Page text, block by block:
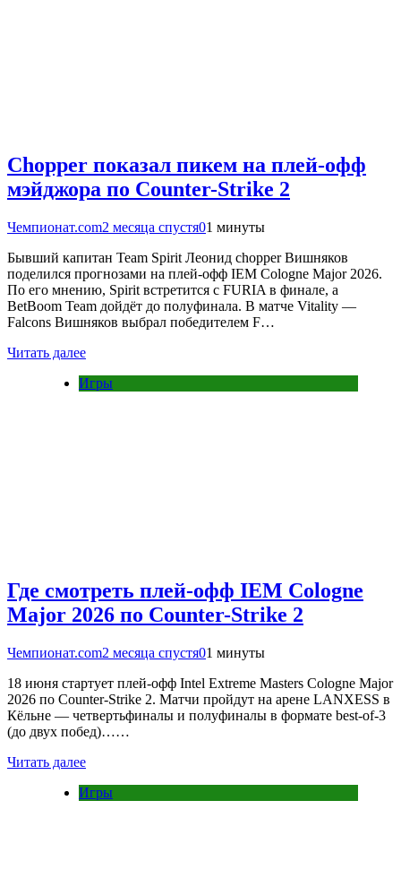
Chopper показал пикем на плей-офф
мэйджора по Counter-Strike 2
Чемпионат.com2 месяца спустя01 минуты
Бывший капитан Team Spirit Леонид chopper Вишняков
поделился прогнозами на плей-офф IEM Cologne Major 2026.
По его мнению, Spirit встретится с FURIA в финале, а
BetBoom Team дойдёт до полуфинала. В матче Vitality —
Falcons Вишняков выбрал победителем F…
Читать далее
Игры
Где смотреть плей-офф IEM Cologne
Major 2026 по Counter-Strike 2
Чемпионат.com2 месяца спустя01 минуты
18 июня стартует плей-офф Intel Extreme Masters Cologne Major
2026 по Counter-Strike 2. Матчи пройдут на арене LANXESS в
Кёльне — четвертьфиналы и полуфиналы в формате best-of-3
(до двух побед)……
Читать далее
Игры